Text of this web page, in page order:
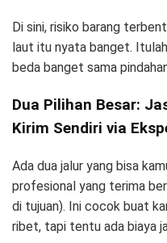
Di sini, risiko barang
laut itu nyata banget.
beda banget sama
Dua Pilihan Besar:
Kirim Sendiri via
Ada dua jalur yang bisa
profesional yang terima
di tujuan). Ini cocok buat
ribet, tapi tentu ada biaya